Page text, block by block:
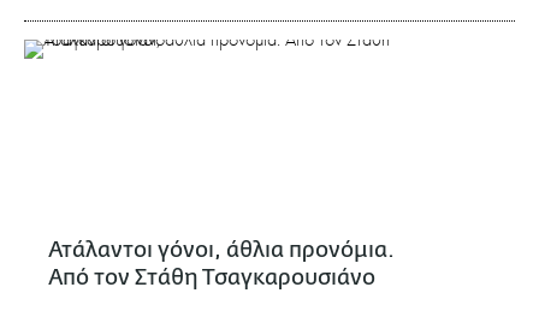
Ατάλαντοι γόνοι, άθλια προνόμια.
Από τον Στάθη Τσαγκαρουσιάνο